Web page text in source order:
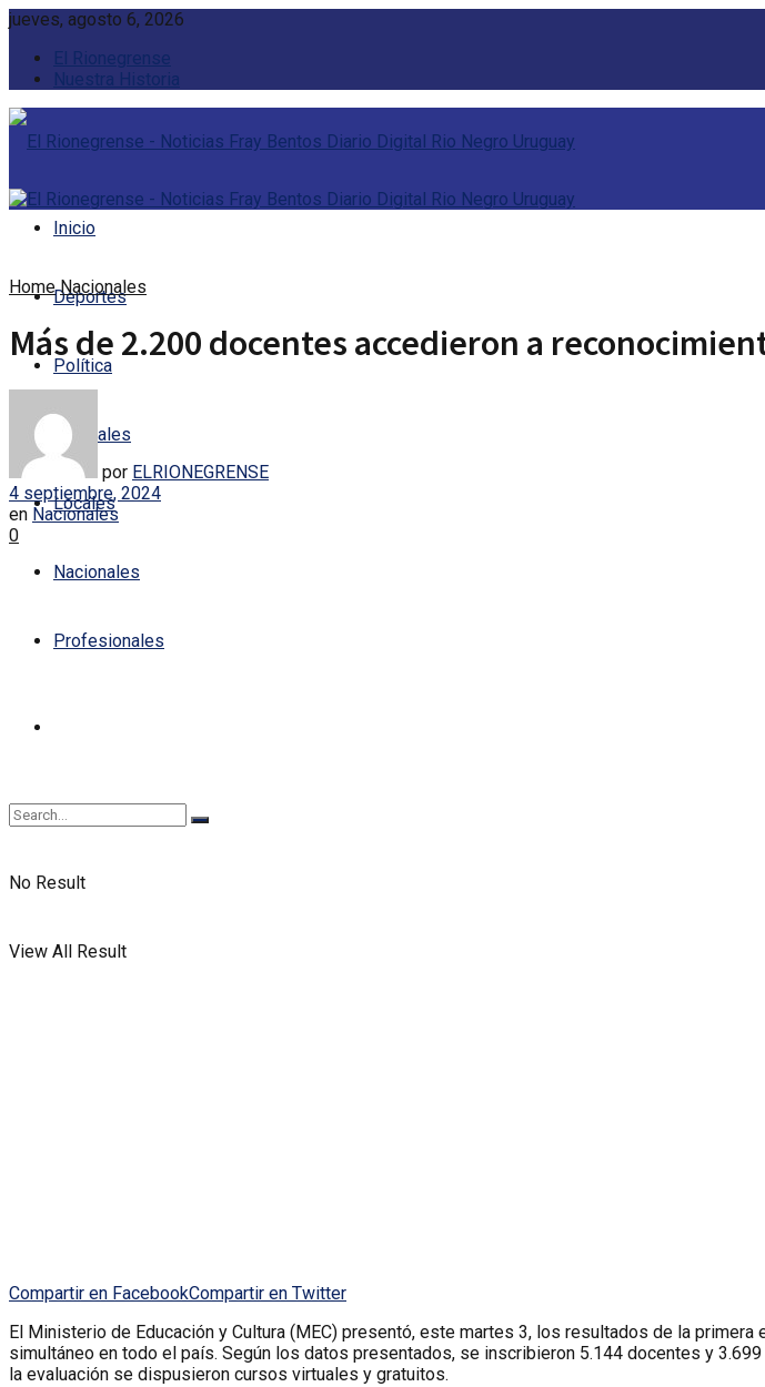
jueves, agosto 6, 2026
El Rionegrense
Nuestra Historia
Inicio
Deportes
Política
Policiales
Locales
Nacionales
Profesionales
No Result
View All Result
Home Nacionales
Más de 2.200 docentes accedieron a
por ELRIONEGRENSE
4 septiembre, 2024
en Nacionales
0
Compartir en FacebookCompartir en Twitter
El Ministerio de Educación y Cultura (MEC) presentó, este martes 3, los resultados de la
simultáneo en todo el país. Según los datos presentados, se inscribieron 5.144 docentes y
la evaluación se dispusieron cursos virtuales y gratuitos.